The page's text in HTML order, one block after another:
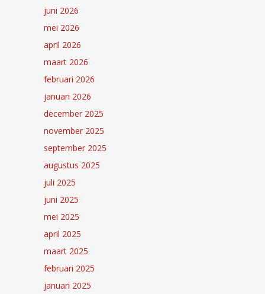
juni 2026
mei 2026
april 2026
maart 2026
februari 2026
januari 2026
december 2025
november 2025
september 2025
augustus 2025
juli 2025
juni 2025
mei 2025
april 2025
maart 2025
februari 2025
januari 2025